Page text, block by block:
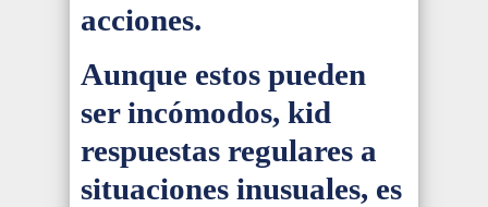
acciones.
Aunque estos pueden
ser incómodos, kid
respuestas regulares a
situaciones inusuales, es